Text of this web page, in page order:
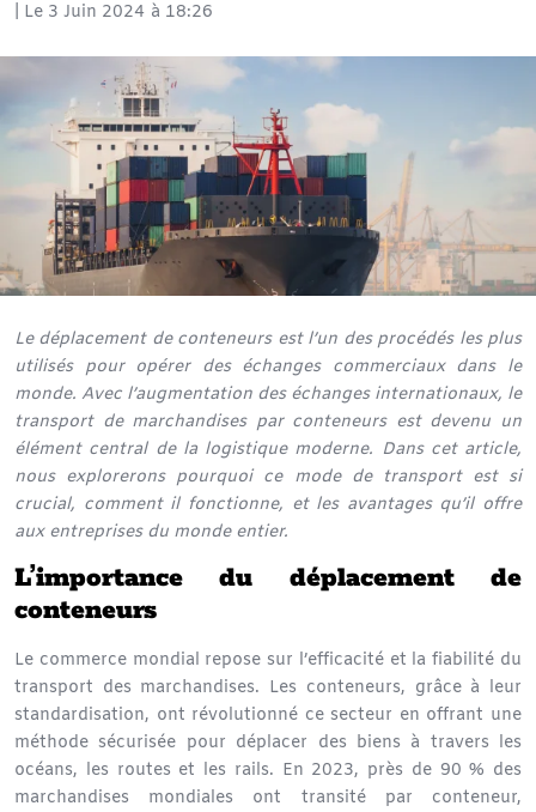
| Le 3 Juin 2024 à 18:26
Le déplacement de conteneurs est l’un des procédés les plus
utilisés pour opérer des échanges commerciaux dans le
monde. Avec l’augmentation des échanges internationaux, le
transport de marchandises par conteneurs est devenu un
élément central de la logistique moderne. Dans cet article,
nous explorerons pourquoi ce mode de transport est si
crucial, comment il fonctionne, et les avantages qu’il offre
aux entreprises du monde entier.
L’importance du déplacement de
conteneurs
Le commerce mondial repose sur l’efficacité et la fiabilité du
transport des marchandises. Les conteneurs, grâce à leur
standardisation, ont révolutionné ce secteur en offrant une
méthode sécurisée pour déplacer des biens à travers les
océans, les routes et les rails. En 2023, près de 90 % des
marchandises mondiales ont transité par conteneur,